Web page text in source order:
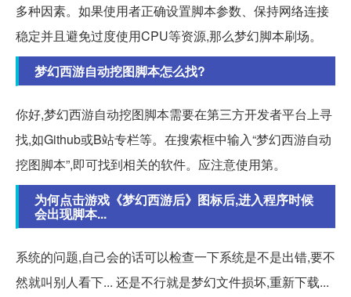
多种因素。如果使用者正确设置脚本参数、保持网络连接
稳定并且避免过度使用CPU等资源,那么梦幻脚本刷场。
梦幻西游自动挖图脚本怎么找?
你好,梦幻西游自动挖图脚本需要在第三方开发者平台上寻
找,如Github或B站专栏等。在搜索框中输入“梦幻西游自动
挖图脚本”,即可找到相关的软件。应注意使用第。
为何点击游戏《梦幻西游后》图标后,进入程序时候
会出现脚本...
系统的问题,自己会的话可以检查一下系统是不是出错,要不
然就叫别人看下... 还是不行就是梦幻文件损坏,重新下载...